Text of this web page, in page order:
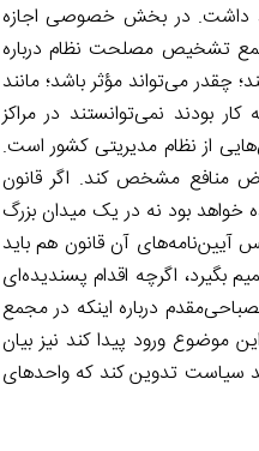
داشت. در بخش خصوصی اجازه
تشخیص مصلحت نظام درباره
چقدر می‌تواند مؤثر باشد؛ مانند
بودند نمی‌توانستند در مراکز
از نظام مدیریتی کشور است.
منافع مشخص کند. اگر قانون
خواهد بود نه در یک میدان بزرگ
آن قانون هم باید
اگرچه اقدام پسندیده‌ای
درباره اینکه در مجمع
ورود پیدا کند نیز بیان
سیاست تدوین کند که واحدهای